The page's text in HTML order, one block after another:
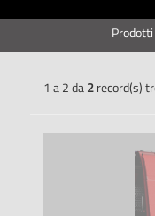
Prodotti
1 a 2 da2record(s)